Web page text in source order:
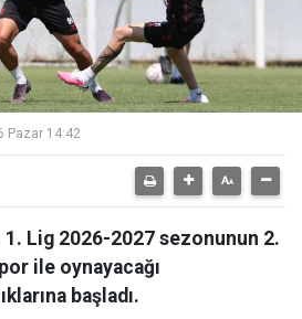
Pazar 14:42
Lig 2026-2027 sezonunun 2.
ile oynayacağı
başladı.